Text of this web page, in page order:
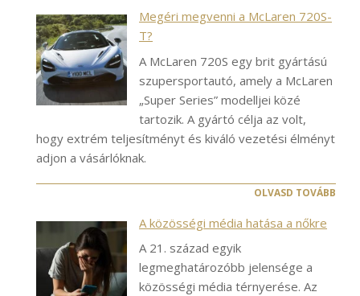
Megéri megvenni a McLaren 720S-
T?
A McLaren 720S egy brit gyártású
szupersportautó, amely a McLaren
„Super Series” modelljei közé
tartozik. A gyártó célja az volt,
hogy extrém teljesítményt és kiváló vezetési élményt
adjon a vásárlóknak.
OLVASD TOVÁBB
A közösségi média hatása a nőkre
A 21. század egyik
legmeghatározóbb jelensége a
közösségi média térnyerése. Az